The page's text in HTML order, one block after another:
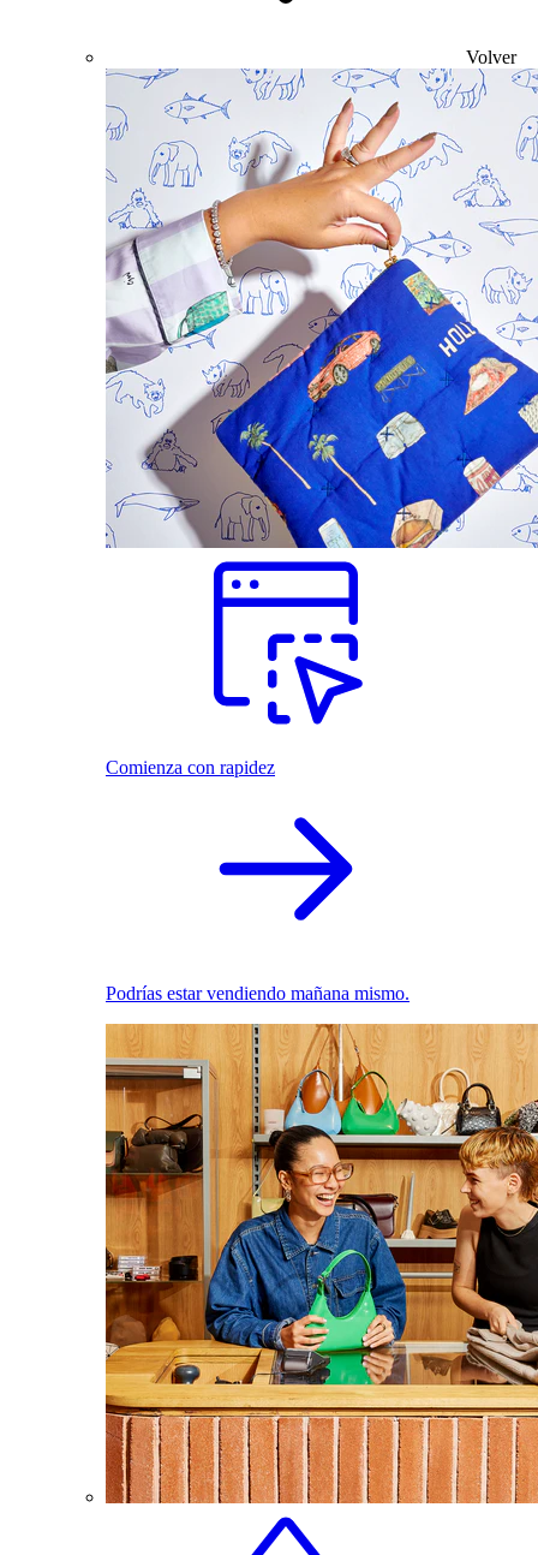
Volver
Comienza con rapidez
Podrías estar vendiendo mañana mismo.